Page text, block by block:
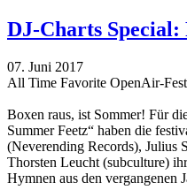
DJ-Charts
07. Juni 2017
All Time Favorite OpenAir-
Boxen raus, ist Sommer! Für
Summer Feetz“ haben die
(Neverending Records), Julius
Thorsten Leucht (subculture)
Hymnen aus den vergangenen